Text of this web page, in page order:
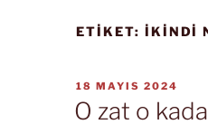
ETIKET: IKINDI
YAYIM
TARIHI
18 MAYIS 2024
O zat o